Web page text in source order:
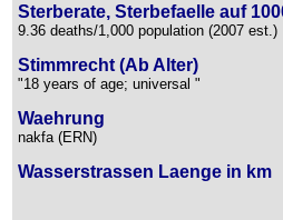
Sterberate, Sterbefaelle auf
9.36 deaths/1,000 population (2007 est.)
Stimmrecht (Ab Alter)
"18 years of age; universal "
Waehrung
nakfa (ERN)
Wasserstrassen Laenge in km